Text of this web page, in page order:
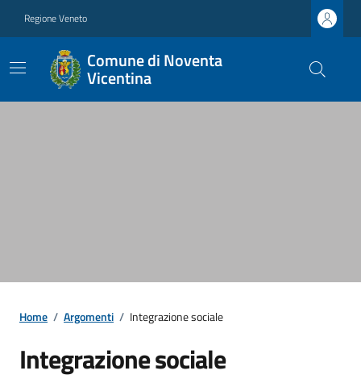
Regione Veneto
Comune di Noventa
Vicentina
Home / Argomenti / Integrazione sociale
Integrazione sociale